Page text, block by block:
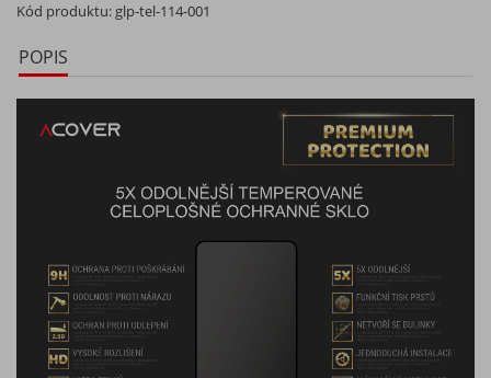
Kód produktu: glp-tel-114-001
POPIS